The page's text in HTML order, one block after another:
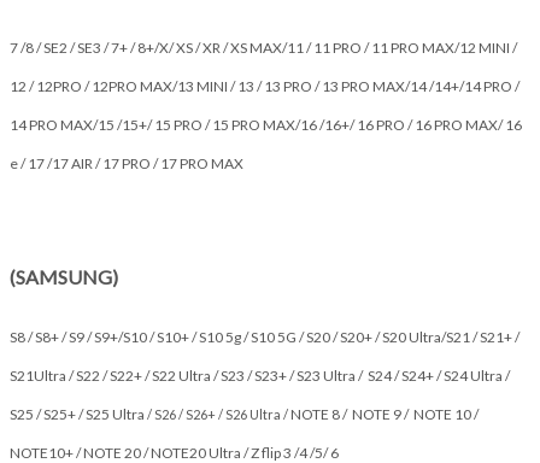
7 /8 / SE2 / SE3 / 7+ / 8+/X/ XS / XR / XS MAX/11 / 11 PRO / 11 PRO MAX/12 MINI /
12 / 12PRO / 12PRO MAX/13 MINI / 13 / 13 PRO / 13 PRO MAX/14 /14+/14 PRO /
14 PRO MAX/15 /15+/ 15 PRO / 15 PRO MAX/16 /16+/ 16 PRO / 16 PRO MAX/ 16
e / 17 /17 AIR / 17 PRO / 17 PRO MAX
(SAMSUNG)
S8 / S8+ / S9 / S9+/S10 / S10+ / S10 5g / S10 5G / S20 / S20+ / S20 Ultra/S21 / S21+ /
S21Ultra / S22 / S22+ / S22 Ultra / S23 / S23+ / S23 Ultra / S24 / S24+ / S24 Ultra /
S25 / S25+ / S25 Ultra / S26 / S26+ / S26 Ultra /NOTE 8 / NOTE 9 / NOTE 10 /
NOTE10+ / NOTE 20 / NOTE20 Ultra / Z flip 3 /4 /5/ 6